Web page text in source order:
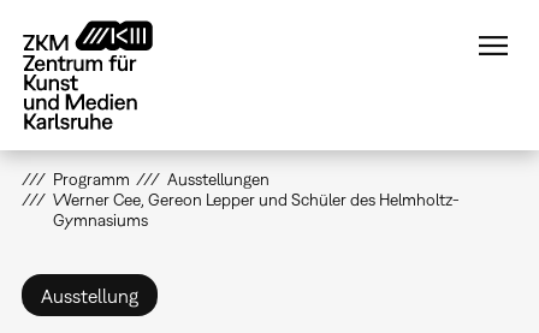
zum
Inhalt
Programm
Ausstellungen
Werner Cee, Gereon Lepper und Schüler des Helmholtz-
Gymnasiums
Ausstellung